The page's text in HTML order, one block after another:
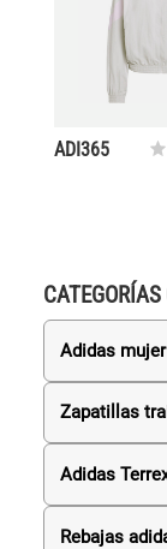
ADI365
Adidas mujer
Zapatillas
Adidas
Rebajas